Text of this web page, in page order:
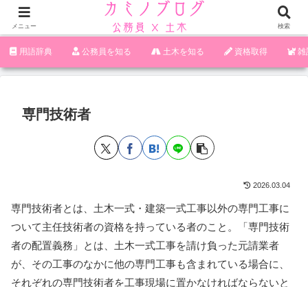
‪︎‬‪︎︎︎︎︎用語辞典 ‪︎‬‪︎︎︎︎︎公務員を知る 土木を知る 資格取得 雑
専門技術者
2026.03.04
専門技術者とは、土木一式・建築一式工事以外の専門工事に
ついて主任技術者の資格を持っている者のこと。「専門技術
者の配置義務」とは、土木一式工事を請け負った元請業者
が、その工事のなかに他の専門工事も含まれている場合に、
それぞれの専門技術者を工事現場に置かなければならないと
メニュー 検索